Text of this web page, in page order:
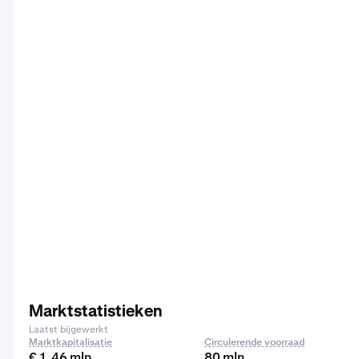
Marktstatistieken
Laatst bijgewerkt
Marktkapitalisatie
Circulerende voorraad